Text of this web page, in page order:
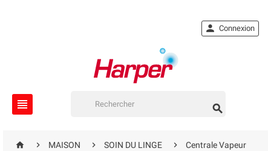
 
 Connexion
  MAISON  SOIN DU LINGE 
Centrale Vapeur